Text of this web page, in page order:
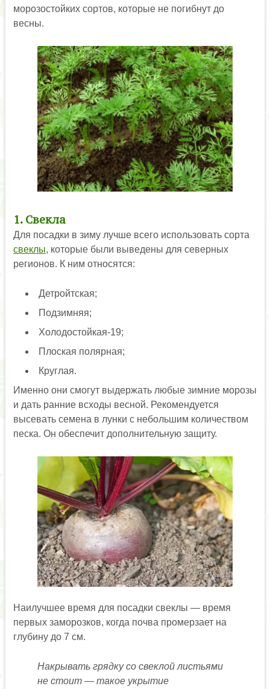
морозостойких сортов, которые не погибнут до
весны.
1. Свекла
Для посадки в зиму лучше всего использовать сорта
свеклы, которые были выведены для северных
регионов. К ним относятся:
Детройтская;
Подзимняя;
Холодостойкая-19;
Плоская полярная;
Круглая.
Именно они смогут выдержать любые зимние морозы
и дать ранние всходы весной. Рекомендуется
высевать семена в лунки с небольшим количеством
песка. Он обеспечит дополнительную защиту.
Наилучшее время для посадки свеклы — время
первых заморозков, когда почва промерзает на
глубину до 7 см.
Накрывать грядку со свеклой листьями
не стоит — такое укрытие